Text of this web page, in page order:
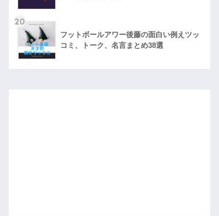
20
フットボールアワー後藤の面白い例えツッ
コミ、トーク、名言まとめ38選